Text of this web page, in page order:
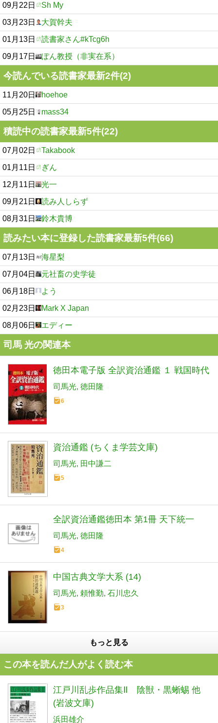
09月22日 Sh My
03月23日 大賀幹夫
01月13日 読書家さん#kTcg6h
09月17日 ぽん教授（非実在系）
今読んでいる読書家最新2件(2)
11月20日 hoehoe
05月25日 mass34
積読中の読書家最新5件(22)
07月02日 Takabook
01月11日 ぎん
12月11日 光一
09月21日 読み人しらず
08月31日 鈴木貴博
読みたい本に登録した読書家最新5件(66)
07月13日 海星梨
07月04日 元社畜の史学徒
06月18日 よう
02月23日 Mark X Japan
08月06日 エディー
司馬 光の関連本
徳田本電子版 全訳資治通鑑 １ 戦国時代
司馬光 徳田隆
6
資治通鑑 (ちくま学芸文庫)
司馬光 田中謙二
5
全訳資治通鑑徳田本 第1冊 天下統一
司馬光 徳田隆
4
中国古典文学大系 (14)
司馬光 頼惟勤 石川忠久
3
もっと見る
この本を読んだ人がよく読む本
江戸川乱歩作品集Ⅱ 陰獣・黒蜥蜴 他
(岩波文庫)
浜田雄介